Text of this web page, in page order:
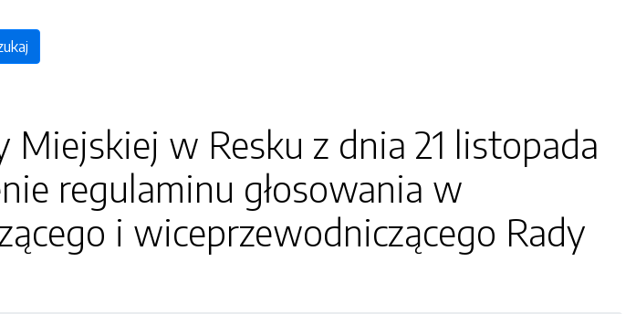
Miejskiej w Resku z dnia 21 listopada
regulaminu głosowania w
i wiceprzewodniczącego Rady